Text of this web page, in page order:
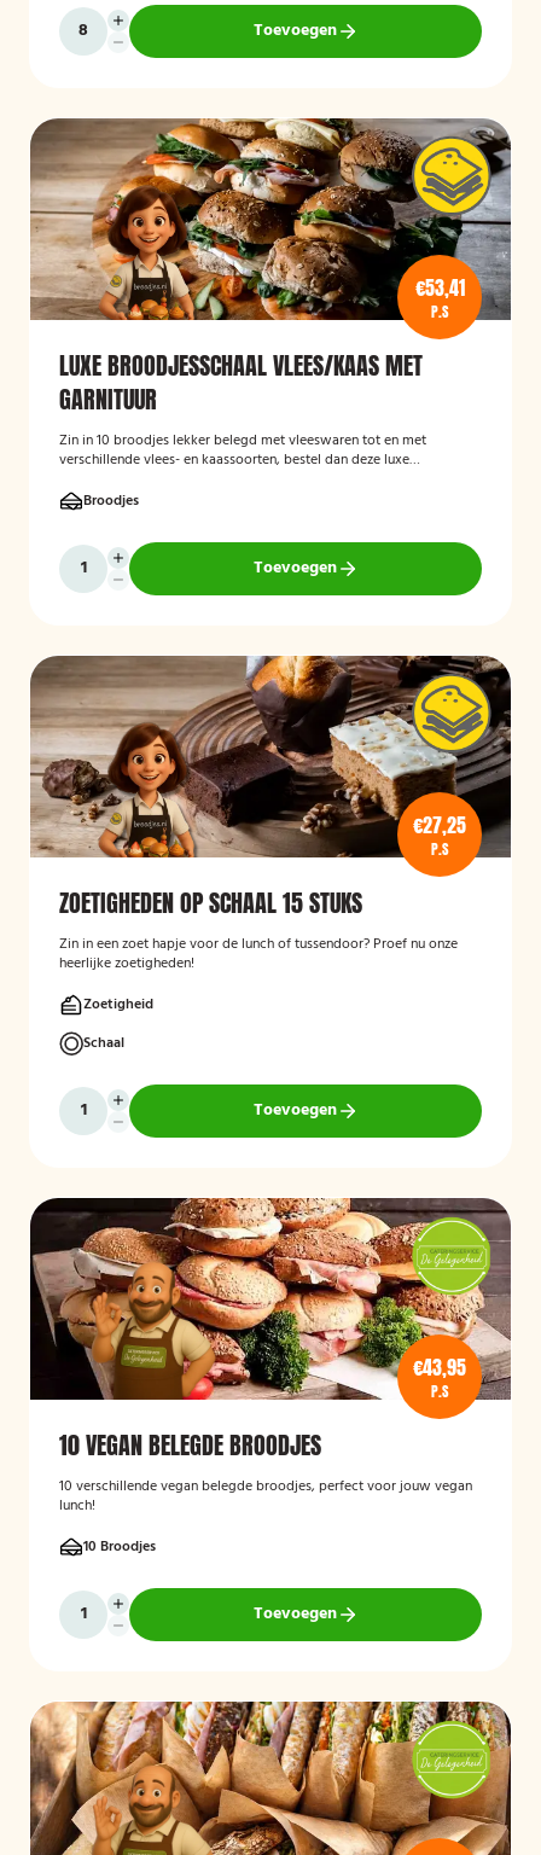
Toevoegen
€53,41
P.S
LUXE BROODJESSCHAAL VLEES/KAAS MET
GARNITUUR
Zin in 10 broodjes lekker belegd met vleeswaren tot en met
verschillende vlees- en kaassoorten, bestel dan deze luxe
Broodjes
Toevoegen
€27,25
P.S
ZOETIGHEDEN OP SCHAAL 15 STUKS
Zin in een zoet hapje voor de lunch of tussendoor? Proef nu onze
heerlijke zoetigheden!
Zoetigheid
Schaal
Toevoegen
€43,95
P.S
10 VEGAN BELEGDE BROODJES
10 verschillende vegan belegde broodjes, perfect voor jouw vegan
lunch!
10 Broodjes
Toevoegen